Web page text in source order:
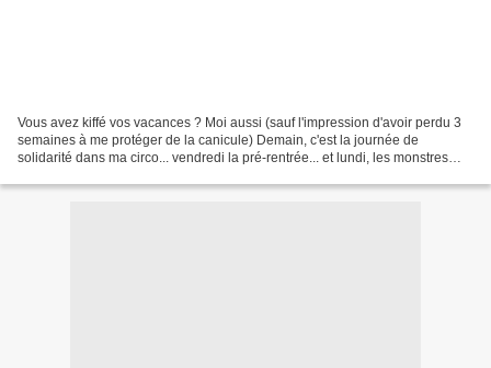
Vous avez kiffé vos vacances ? Moi aussi (sauf l'impression d'avoir perdu 3
semaines à me protéger de la canicule) Demain, c'est la journée de
solidarité dans ma circo... vendredi la pré-rentrée... et lundi, les monstres